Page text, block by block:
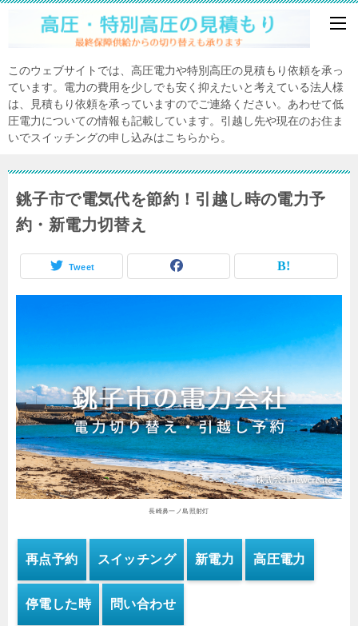
このウェブサイトでは、高圧電力や特別高圧の見積もり依頼を承っ
ています。電力の費用を少しでも安く抑えたいと考えている法人様
は、見積もり依頼を承っていますのでご連絡ください。あわせて低
圧電力についての情報も記載しています。引越し先や現在のお住ま
いでスイッチングの申し込みはこちらから。
銚子市で電気代を節約！引越し時の電力予
約・新電力切替え
Tweet
長崎鼻一ノ島照射灯
再点予約 スイッチング 新電力 高圧電力
停電した時 問い合わせ